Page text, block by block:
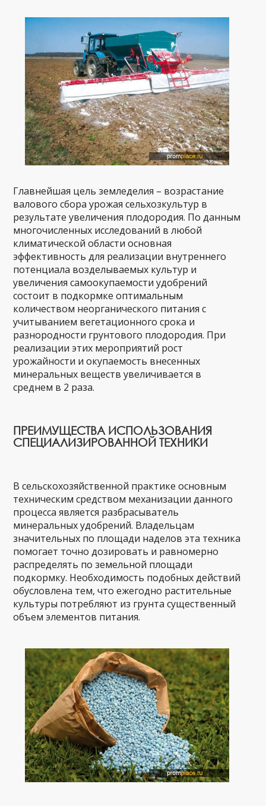
Главнейшая цель земледелия – возрастание
валового сбора урожая сельхозкультур в
результате увеличения плодородия. По данным
многочисленных исследований в любой
климатической области основная
эффективность для реализации внутреннего
потенциала возделываемых культур и
увеличения самоокупаемости удобрений
состоит в подкормке оптимальным
количеством неорганического питания с
учитыванием вегетационного срока и
разнородности грунтового плодородия. При
реализации этих мероприятий рост
урожайности и окупаемость внесенных
минеральных веществ увеличивается в
среднем в 2 раза.
ПРЕИМУЩЕСТВА ИСПОЛЬЗОВАНИЯ
СПЕЦИАЛИЗИРОВАННОЙ ТЕХНИКИ
В сельскохозяйственной практике основным
техническим средством механизации данного
процесса является разбрасыватель
минеральных удобрений. Владельцам
значительных по площади наделов эта техника
помогает точно дозировать и равномерно
распределять по земельной площади
подкормку. Необходимость подобных действий
обусловлена тем, что ежегодно растительные
культуры потребляют из грунта существенный
объем элементов питания.